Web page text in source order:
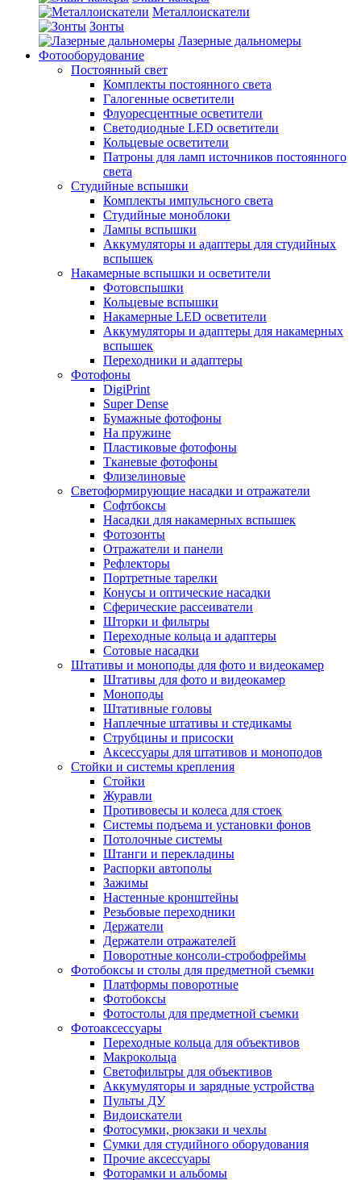
Металлоискатели
Зонты
Лазерные дальномеры
Фотооборудование
Постоянный свет
Комплекты постоянного света
Галогенные осветители
Флуоресцентные осветители
Светодиодные LED осветители
Кольцевые осветители
Патроны для ламп источников постоянного
света
Студийные вспышки
Комплекты импульсного света
Студийные моноблоки
Лампы вспышки
Аккумуляторы и адаптеры для студийных
вспышек
Накамерные вспышки и осветители
Фотовспышки
Кольцевые вспышки
Накамерные LED осветители
Аккумуляторы и адаптеры для накамерных
вспышек
Переходники и адаптеры
Фотофоны
DigiPrint
Super Dense
Бумажные фотофоны
На пружине
Пластиковые фотофоны
Тканевые фотофоны
Флизелиновые
Светоформирующие насадки и отражатели
Софтбоксы
Насадки для накамерных вспышек
Фотозонты
Отражатели и панели
Рефлекторы
Портретные тарелки
Конусы и оптические насадки
Сферические рассеиватели
Шторки и фильтры
Переходные кольца и адаптеры
Сотовые насадки
Штативы и моноподы для фото и видеокамер
Штативы для фото и видеокамер
Моноподы
Штативные головы
Наплечные штативы и стедикамы
Струбцины и присоски
Аксессуары для штативов и моноподов
Стойки и системы крепления
Стойки
Журавли
Противовесы и колеса для стоек
Системы подъема и установки фонов
Потолочные системы
Штанги и перекладины
Распорки автополы
Зажимы
Настенные кронштейны
Резьбовые переходники
Держатели
Держатели отражателей
Поворотные консоли-стробофреймы
Фотобоксы и столы для предметной съемки
Платформы поворотные
Фотобоксы
Фотостолы для предметной съемки
Фотоаксессуары
Переходные кольца для объективов
Макрокольца
Светофильтры для объективов
Аккумуляторы и зарядные устройства
Пульты ДУ
Видоискатели
Фотосумки, рюкзаки и чехлы
Сумки для студийного оборудования
Прочие аксессуары
Фоторамки и альбомы